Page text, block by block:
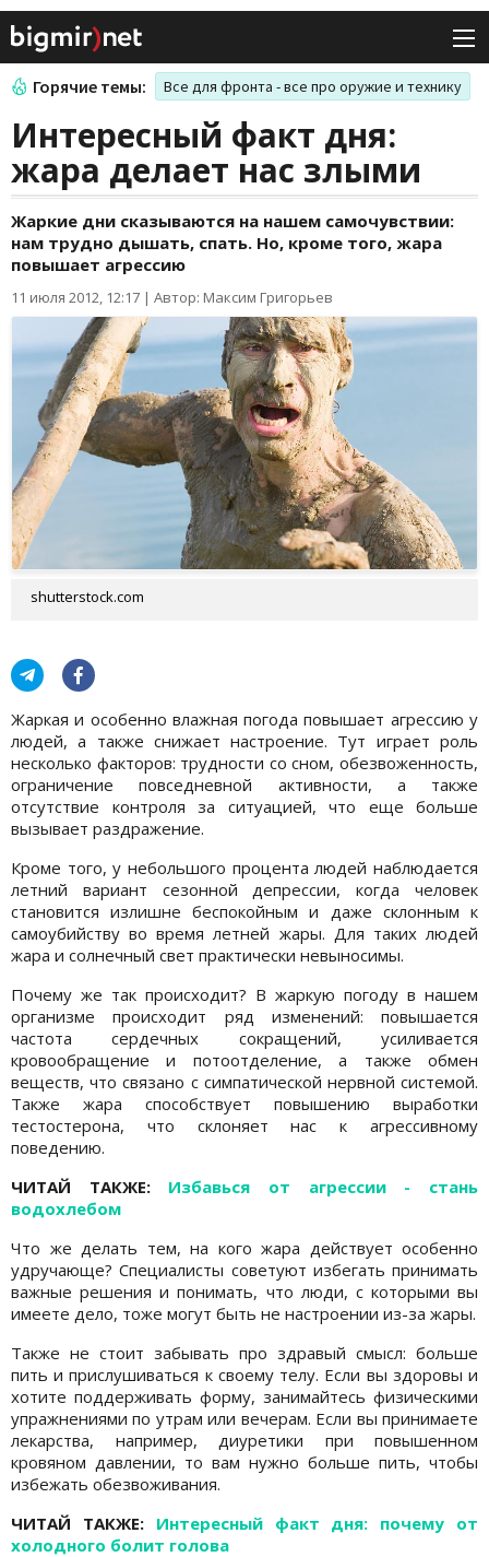
Горячие темы: Все для фронта - все про оружие и технику
Интересный факт дня:
жара делает нас злыми
Жаркие дни сказываются на нашем самочувствии:
нам трудно дышать, спать. Но, кроме того, жара
повышает агрессию
11 июля 2012, 12:17 | Автор: Максим Григорьев
shutterstock.com
Жаркая и особенно влажная погода повышает агрессию у
людей, а также снижает настроение. Тут играет роль
несколько факторов: трудности со сном, обезвоженность,
ограничение повседневной активности, а также
отсутствие контроля за ситуацией, что еще больше
вызывает раздражение.
Кроме того, у небольшого процента людей наблюдается
летний вариант сезонной депрессии, когда человек
становится излишне беспокойным и даже склонным к
самоубийству во время летней жары. Для таких людей
жара и солнечный свет практически невыносимы.
Почему же так происходит? В жаркую погоду в нашем
организме происходит ряд изменений: повышается
частота сердечных сокращений, усиливается
кровообращение и потоотделение, а также обмен
веществ, что связано с симпатической нервной системой.
Также жара способствует повышению выработки
тестостерона, что склоняет нас к агрессивному
поведению.
ЧИТАЙ ТАКЖЕ: Избавься от агрессии - стань
водохлебом
Что же делать тем, на кого жара действует особенно
удручающе? Специалисты советуют избегать принимать
важные решения и понимать, что люди, с которыми вы
имеете дело, тоже могут быть не настроении из-за жары.
Также не стоит забывать про здравый смысл: больше
пить и прислушиваться к своему телу. Если вы здоровы и
хотите поддерживать форму, занимайтесь физическими
упражнениями по утрам или вечерам. Если вы принимаете
лекарства, например, диуретики при повышенном
кровяном давлении, то вам нужно больше пить, чтобы
избежать обезвоживания.
ЧИТАЙ ТАКЖЕ: Интересный факт дня: почему от
холодного болит голова